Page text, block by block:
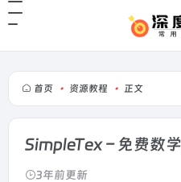
首页 • 资源教程 • 正文
SimpleTex – 免费数
3年前更新